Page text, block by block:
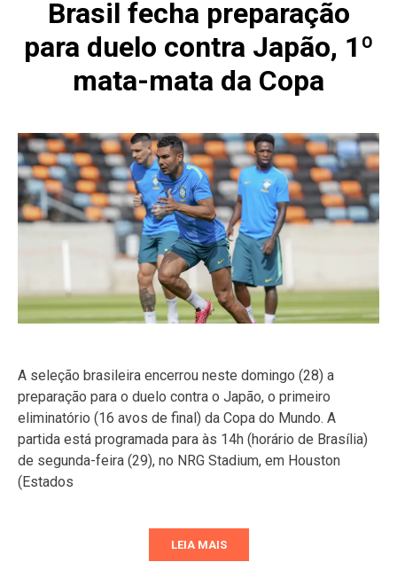
Brasil fecha preparação
para duelo contra Japão, 1º
mata-mata da Copa
A seleção brasileira encerrou neste domingo (28) a
preparação para o duelo contra o Japão, o primeiro
eliminatório (16 avos de final) da Copa do Mundo. A
partida está programada para às 14h (horário de Brasília)
de segunda-feira (29), no NRG Stadium, em Houston
(Estados
LEIA MAIS